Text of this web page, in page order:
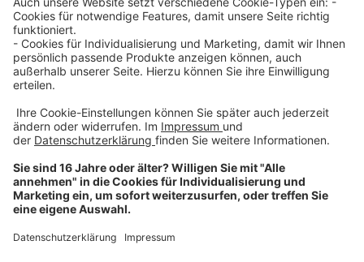
Über uns
Dehner Unternehmen
Jobs bei Dehner